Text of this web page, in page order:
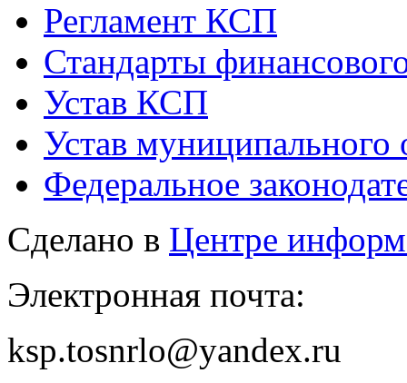
Регламент КСП
Стандарты
Устав КСП
Устав муниципального
Федеральное
Сделано в Центре
Электронная почта:
ksp.tosnrlo@yandex.ru